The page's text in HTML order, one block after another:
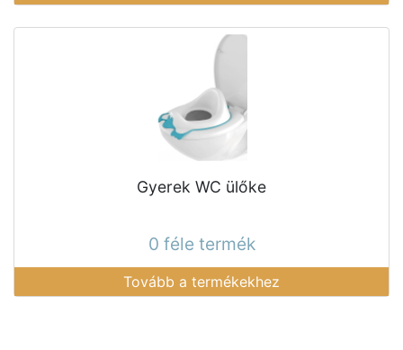
Gyerek WC ülőke
0 féle termék
Tovább a termékekhez